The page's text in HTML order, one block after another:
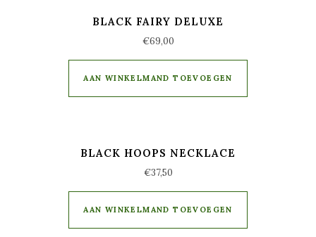
BLACK FAIRY DELUXE
€69,00
AAN WINKELMAND TOEVOEGEN
BLACK HOOPS NECKLACE
€37,50
AAN WINKELMAND TOEVOEGEN